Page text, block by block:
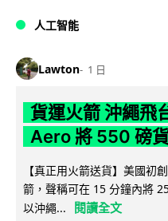
人工智能
Lawton 1 日
貨運火箭 沖繩飛
Aero 將 550 磅
【真正用火箭送貨】美國初
箭，聲稱可在 15 分鐘內將
以沖繩...
閱讀全文